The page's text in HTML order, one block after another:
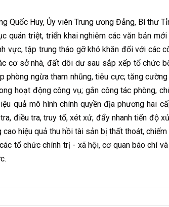
Huy, Ủy viên Trung ương Đảng, Bí thư
quán triệt, triển khai nghiêm các văn bản
vực, tập trung tháo gỡ khó khăn đối với các
cơ sở nhà, đất dôi dư sau sắp xếp tổ chức
phòng ngừa tham nhũng, tiêu cực; tăng
hoạt động công vụ; gắn công tác phòng,
quả mô hình chính quyền địa phương hai
điều tra, truy tố, xét xử; đẩy nhanh tiến độ
hiệu quả thu hồi tài sản bị thất thoát,
tổ chức chính trị - xã hội, cơ quan báo chí